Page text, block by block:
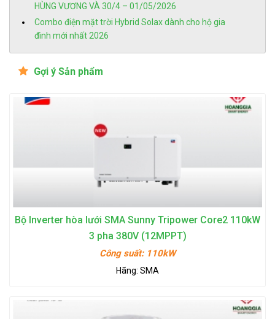
HÙNG VƯƠNG VÀ 30/4 – 01/05/2026
Combo điện mặt trời Hybrid Solax dành cho hộ gia
đình mới nhất 2026
Gợi ý Sản phẩm
Bộ Inverter hòa lưới SMA Sunny Tripower Core2 110kW
3 pha 380V (12MPPT)
Công suất: 110kW
Hãng: SMA